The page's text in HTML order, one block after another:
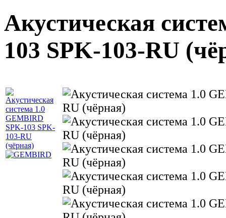
Акустическая
103 SPK-103-RU